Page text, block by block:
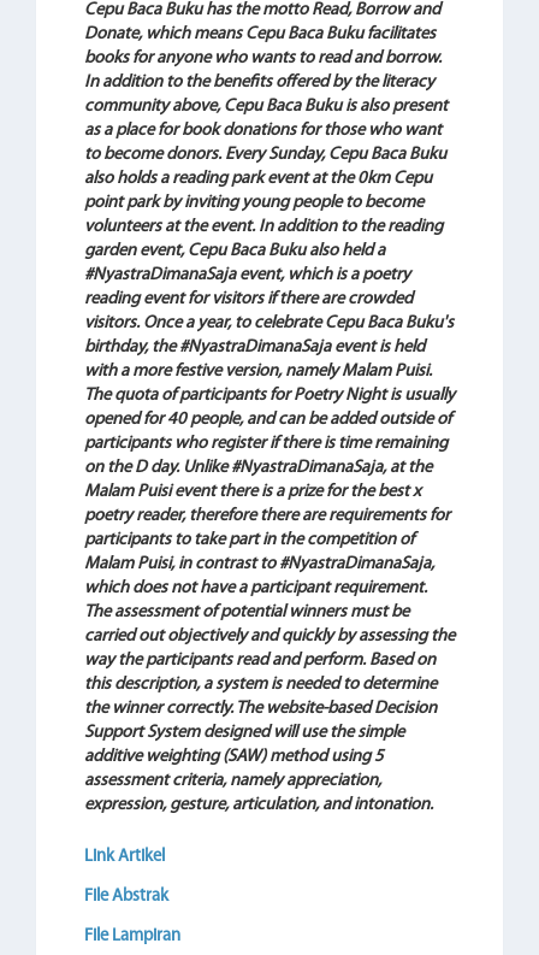
Cepu Baca Buku has the motto Read, Borrow and
Donate, which means Cepu Baca Buku facilitates
books for anyone who wants to read and borrow.
In addition to the benefits offered by the literacy
community above, Cepu Baca Buku is also present
as a place for book donations for those who want
to become donors. Every Sunday, Cepu Baca Buku
also holds a reading park event at the 0km Cepu
point park by inviting young people to become
volunteers at the event. In addition to the reading
garden event, Cepu Baca Buku also held a
#NyastraDimanaSaja event, which is a poetry
reading event for visitors if there are crowded
visitors. Once a year, to celebrate Cepu Baca Buku's
birthday, the #NyastraDimanaSaja event is held
with a more festive version, namely Malam Puisi.
The quota of participants for Poetry Night is usually
opened for 40 people, and can be added outside of
participants who register if there is time remaining
on the D day. Unlike #NyastraDimanaSaja, at the
Malam Puisi event there is a prize for the best x
poetry reader, therefore there are requirements for
participants to take part in the competition of
Malam Puisi, in contrast to #NyastraDimanaSaja,
which does not have a participant requirement.
The assessment of potential winners must be
carried out objectively and quickly by assessing the
way the participants read and perform. Based on
this description, a system is needed to determine
the winner correctly. The website-based Decision
Support System designed will use the simple
additive weighting (SAW) method using 5
assessment criteria, namely appreciation,
expression, gesture, articulation, and intonation.
Link Artikel
File Abstrak
File Lampiran